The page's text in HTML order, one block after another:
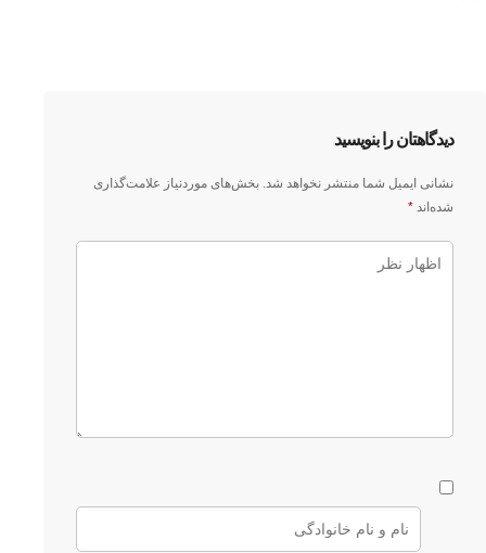
دیدگاهتان را بنویسید
نشانی ایمیل شما منتشر نخواهد شد. بخش‌های موردنیاز علامت‌گذاری
شده‌اند *